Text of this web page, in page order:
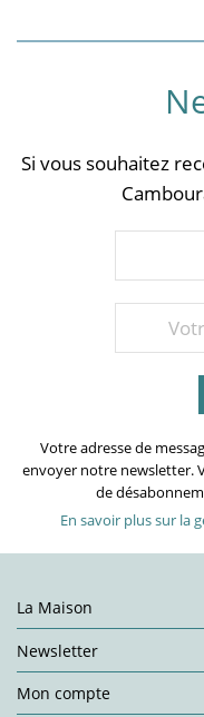
Si vous souhaitez
Votre adresse de
envoyer notre newsletter.
de
En savoir plus sur la
La Maison
Newsletter
Mon compte